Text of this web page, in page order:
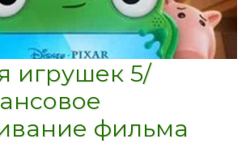
игрушек 5/
фильма